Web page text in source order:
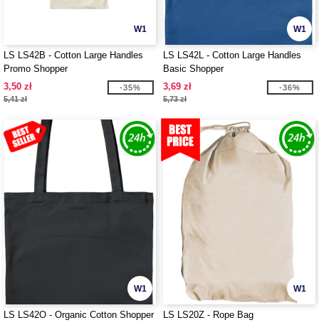
W1
LS LS42B - Cotton Large Handles
Promo Shopper
3,50 zł
5,41 zł
-35%
W1
LS LS42L - Cotton Large Handles
Basic Shopper
3,69 zł
5,73 zł
-36%
W1
LS LS42O - Organic Cotton Shopper
W1
LS LS20Z - Rope Bag